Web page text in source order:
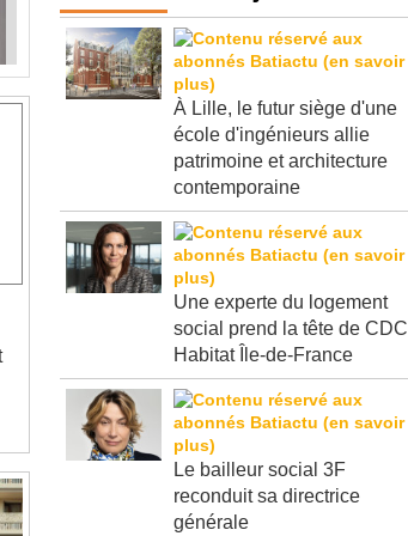
À Lille, le futur siège d'une
école d'ingénieurs allie
patrimoine et architecture
contemporaine
Une experte du logement
social prend la tête de CDC
Habitat Île-de-France
Le bailleur social 3F
reconduit sa directrice
générale